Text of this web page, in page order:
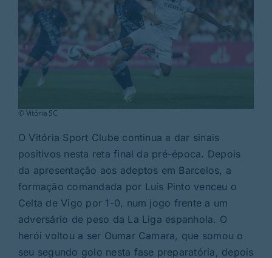
© Vitória SC
O Vitória Sport Clube continua a dar sinais
positivos nesta reta final da pré-época. Depois
da apresentação aos adeptos em Barcelos, a
formação comandada por Luís Pinto venceu o
Celta de Vigo por 1-0, num jogo frente a um
adversário de peso da La Liga espanhola. O
herói voltou a ser Oumar Camara, que somou o
seu segundo golo nesta fase preparatória, depois